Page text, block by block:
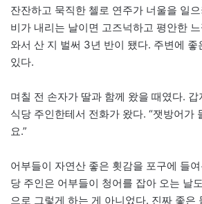
잔잔하고 묵직한 첼로 연주가 너울을 일
비가 내리는 날이면 고즈넉하고 평안한
와서 산 지 벌써 3년 반이 됐다. 주변에 좋
있다.
며칠 전 손자가 딸과 함께 왔을 때였다.
식당 주인한테서 전화가 왔다. “잿방어가
요.”
어부들이 자연산 좋은 횟감을 포구에 들
당 주인은 어부들이 청어를 잡아 오는 날
으로 그렇게 하는 게 아니었다. 진짜 좋은